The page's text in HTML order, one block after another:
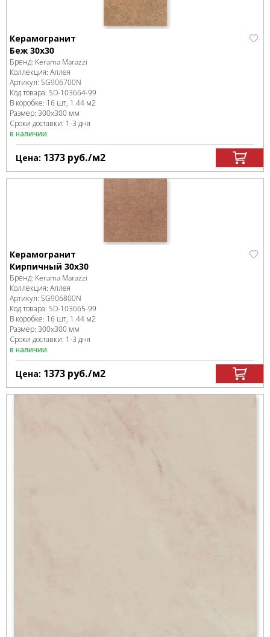
Керамогранит
Беж 30х30
Бренд: Kerama Marazzi
Коллекция: Аллея
Артикул: SG906700N
Код товара: SD-103664-99
В коробке: 16 шт, 1.44 м2
Размер: 300x300 мм
Сроки доставки: 1-3 дня
в наличии
Цена: 1373 руб./м2
Керамогранит
Кирпичный 30х30
Бренд: Kerama Marazzi
Коллекция: Аллея
Артикул: SG906800N
Код товара: SD-103665-99
В коробке: 16 шт, 1.44 м2
Размер: 300x300 мм
Сроки доставки: 1-3 дня
в наличии
Цена: 1373 руб./м2